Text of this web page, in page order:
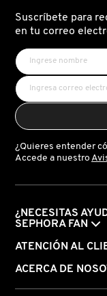
TRULY BEAUTY
TWEEZERMAN
VERSACE
Suscríbete para
en tu correo
¿Quieres entender
Accede a nuestro
¿NECESITAS
SEPHORA FAN
ATENCIÓN AL
ACERCA DE